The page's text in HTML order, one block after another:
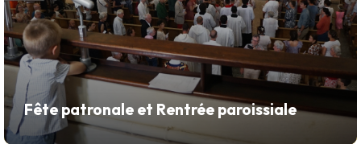
Fête patronale et Rentrée paroissiale